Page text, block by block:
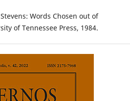
Words Chosen out of
of Tennessee Press, 1984.